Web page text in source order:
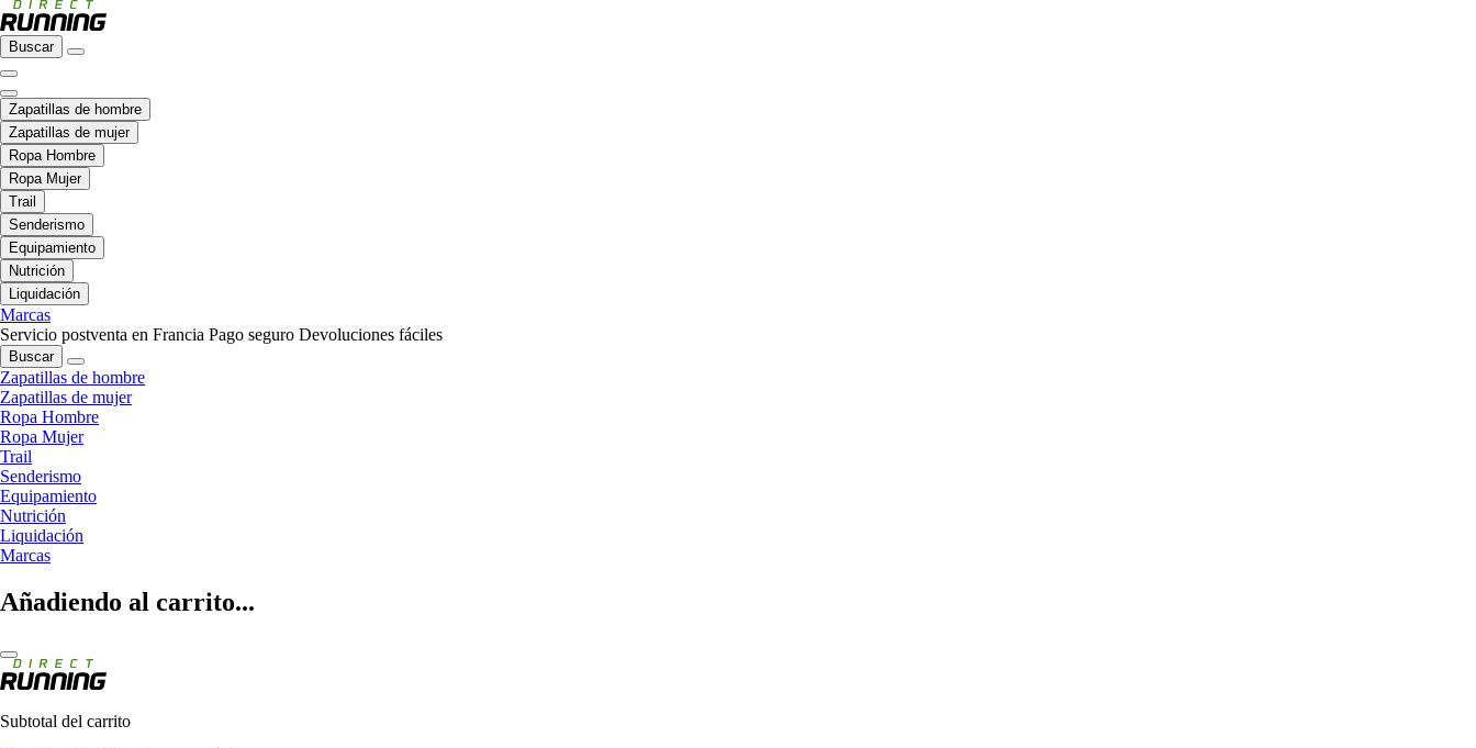
Buscar
Zapatillas de hombre
Zapatillas de mujer
Ropa Hombre
Ropa Mujer
Trail
Senderismo
Equipamiento
Nutrición
Liquidación
Marcas
Servicio postventa en Francia Pago seguro Devoluciones fáciles
Buscar
Zapatillas de hombre
Zapatillas de mujer
Ropa Hombre
Ropa Mujer
Trail
Senderismo
Equipamiento
Nutrición
Liquidación
Marcas
Añadiendo al carrito...
Subtotal del carrito